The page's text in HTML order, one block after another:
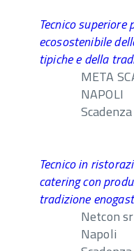
Tecnico superiore
ecosostenibile
tipiche e della
META
NAPOLI
Tecnico in
catering con
tradizione
Netcon
Napoli